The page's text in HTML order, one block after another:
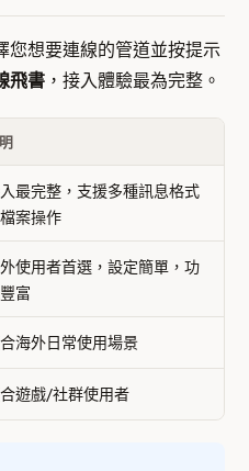
您想要連線的管道並按提示
飛書 ，接入體驗最為完整。
最完整，支援多種訊息格式
案操作
使用者首選，設定簡單，功
富
海外日常使用場景
遊戲/社群使用者